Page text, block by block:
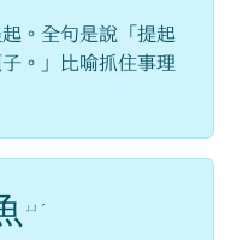
。全句是說「提起
。」比喻抓住事理
ㄩ ˊ